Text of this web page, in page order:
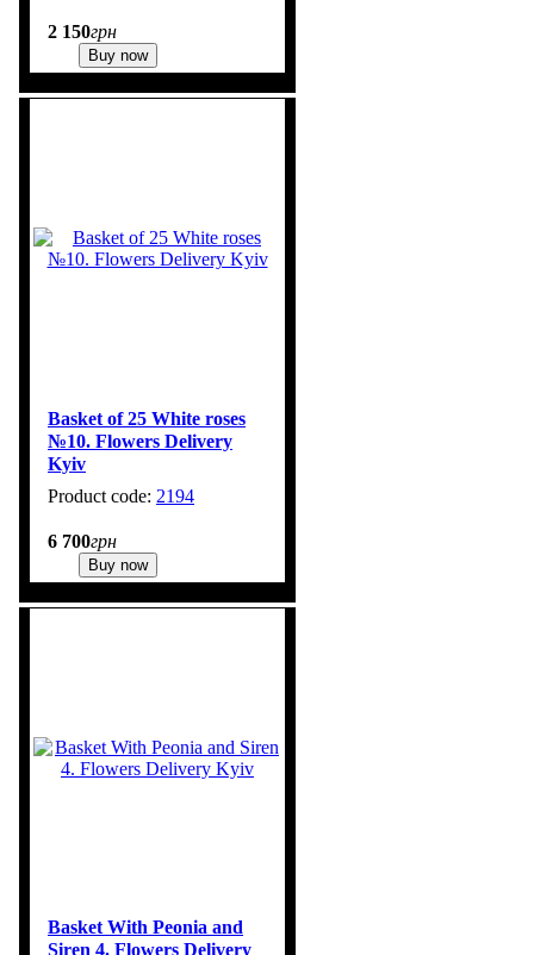
2 150грн
Buy now
Basket of 25 White roses
№10. Flowers Delivery
Kyiv
2194
6 700грн
Buy now
Basket With Peonia and
Siren 4. Flowers Delivery